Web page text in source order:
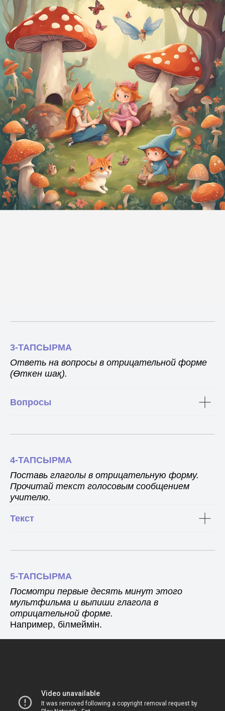
3-ТАПСЫРМА
Ответь на вопросы в отрицательной форме
(Өткен шақ).
Вопросы
4-ТАПСЫРМА
Поставь глаголы в отрицательную форму.
Прочитай текст голосовым сообщением
учителю.
Текст
5-ТАПСЫРМА
Посмотри первые десять минут этого
мультфильма и выпиши глагола в
отрицательной форме.
Например, білмеймін.